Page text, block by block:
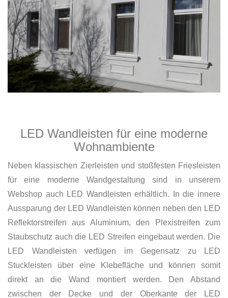
LED Wandleisten für eine moderne
Wohnambiente
Neben klassischen Zierleisten und stoßfesten Friesleisten
für eine moderne Wandgestaltung sind in unserem
Webshop auch LED Wandleisten erhältlich. In die innere
Aussparung der LED Wandleisten können neben den LED
Reflektorstreifen aus Aluminium, den Plexistreifen zum
Staubschutz auch die LED Streifen eingebaut werden. Die
LED Wandleisten verfügen im Gegensatz zu LED
Stuckleisten über eine Klebefläche und können somit
direkt an die Wand montiert werden. Den Abstand
zwischen der Decke und der Oberkante der LED